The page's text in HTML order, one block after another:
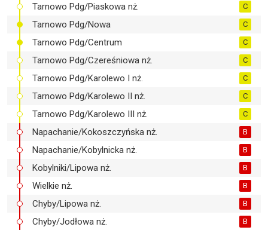
Tarnowo Pdg/Piaskowa nż. C
Tarnowo Pdg/Nowa C
Tarnowo Pdg/Centrum C
Tarnowo Pdg/Czereśniowa nż. C
Tarnowo Pdg/Karolewo I nż. C
Tarnowo Pdg/Karolewo II nż. C
Tarnowo Pdg/Karolewo III nż. C
Napachanie/Kokoszczyńska nż. B
Napachanie/Kobylnicka nż. B
Kobylniki/Lipowa nż. B
Wielkie nż. B
Chyby/Lipowa nż. B
Chyby/Jodłowa nż. B